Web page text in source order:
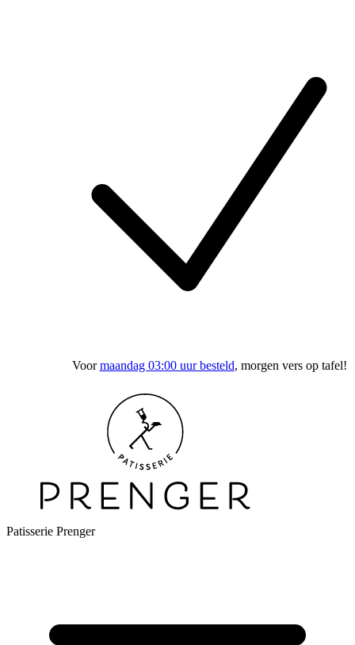
Voormaandag 03:00 uur besteld, morgen vers op tafel!
Patisserie Prenger